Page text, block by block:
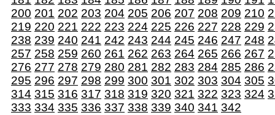
200 201 202 203 204 205 206 207 208 209 210
219 220 221 222 223 224 225 226 227 228 229
238 239 240 241 242 243 244 245 246 247 248
257 258 259 260 261 262 263 264 265 266 267
276 277 278 279 280 281 282 283 284 285 286
295 296 297 298 299 300 301 302 303 304 305
314 315 316 317 318 319 320 321 322 323 324
333 334 335 336 337 338 339 340 341 342